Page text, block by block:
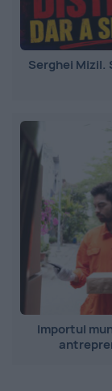
Serghei Mizil.
Importul